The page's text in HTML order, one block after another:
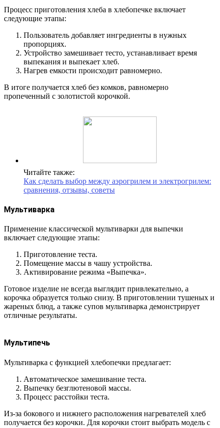
Процесс приготовления хлеба в хлебопечке включает
следующие этапы:
Пользователь добавляет ингредиенты в нужных
пропорциях.
Устройство замешивает тесто, устанавливает время
выпекания и выпекает хлеб.
Нагрев емкости происходит равномерно.
В итоге получается хлеб без комков, равномерно
пропеченный с золотистой корочкой.
Читайте также:
Как сделать выбор между аэрогрилем и электрогрилем:
сравнения, отзывы, советы
Мультиварка
Применение классической мультиварки для выпечки
включает следующие этапы:
Приготовление теста.
Помещение массы в чашу устройства.
Активирование режима «Выпечка».
Готовое изделие не всегда выглядит привлекательно, а
корочка образуется только снизу. В приготовлении тушеных и
жареных блюд, а также супов мультиварка демонстрирует
отличные результаты.
Мультипечь
Мультиварка с функцией хлебопечки предлагает:
Автоматическое замешивание теста.
Выпечку безглютеновой массы.
Процесс расстойки теста.
Из-за бокового и нижнего расположения нагревателей хлеб
получается без корочки. Для корочки стоит выбрать модель с